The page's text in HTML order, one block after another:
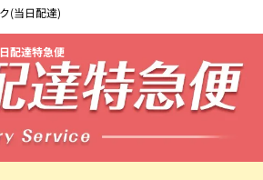
(当日配達)
配達特急便